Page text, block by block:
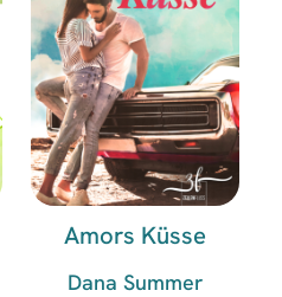
Amors Küsse
Dana Summer